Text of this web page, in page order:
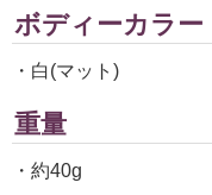
ボディーカラー
・白(マット)
重量
・約40g